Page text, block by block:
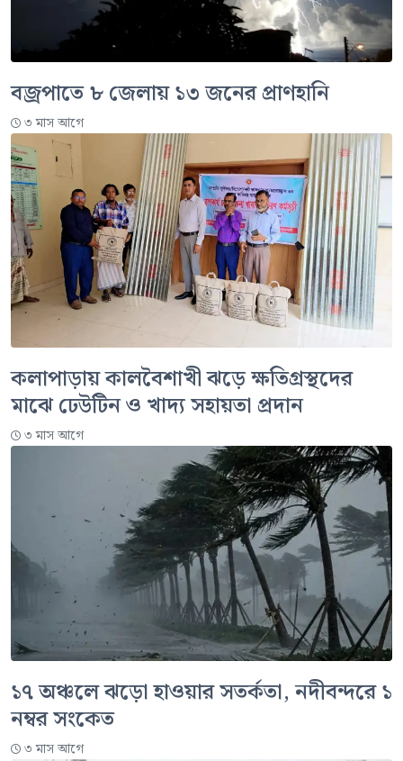
বজ্রপাতে ৮ জেলায় ১৩ জনের প্রাণহানি
৩ মাস আগে
কলাপাড়ায় কালবৈশাখী ঝড়ে ক্ষতিগ্রস্থদের
মাঝে ঢেউটিন ও খাদ্য সহায়তা প্রদান
৩ মাস আগে
১৭ অঞ্চলে ঝড়ো হাওয়ার সতর্কতা, নদীবন্দরে ১
নম্বর সংকেত
৩ মাস আগে